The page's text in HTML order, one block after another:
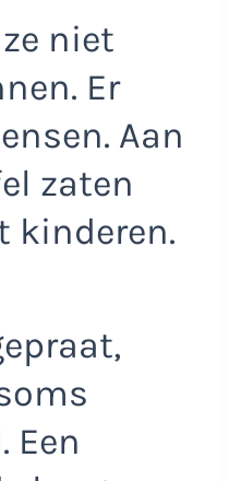
niet
Er
Aan
zaten
kinderen.
Een